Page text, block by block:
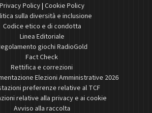
Privacy Policy| Cookie Policy
sulla diversità e inclusione
Codice etico e di condotta
Linea Editoriale
giochi RadioGold
Fact Check
Rettifica e correzioni
Elezioni Amministrative 2026
preferenze relative al TCF
relative alla privacy e ai cookie
Avviso alla raccolta